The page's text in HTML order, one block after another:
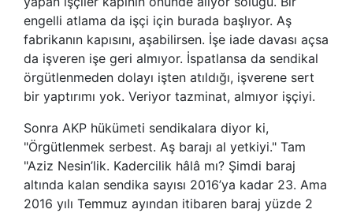
engelli atlama da işçi için burada başlıyor. Aş
fabrikanın kapısını, aşabilirsen. İşe iade davası açsa
da işveren işe geri almıyor. İspatlansa da sendikal
örgütlenmeden dolayı işten atıldığı, işverene sert
bir yaptırımı yok. Veriyor tazminat, almıyor işçiyi.
Sonra AKP hükümeti sendikalara diyor ki,
"Örgütlenmek serbest. Aş barajı al yetkiyi." Tam
"Aziz Nesin’lik. Kadercilik hâlâ mı? Şimdi baraj
altında kalan sendika sayısı 2016’ya kadar 23. Ama
2016 yılı Temmuz ayından itibaren baraj yüzde 2